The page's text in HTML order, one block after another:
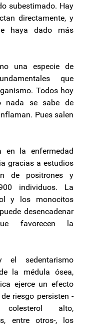
subestimado. Hay
directamente, y
haya dado más
una especie de
que
Todos hoy
nada se sabe de
Pues salen
la enfermedad
gracias a estudios
de positrones y
individuos. La
y los monocitos
desencadenar
favorecen la
el sedentarismo
la médula ósea,
ejerce un efecto
riesgo persisten -
colesterol alto,
entre otros-, los